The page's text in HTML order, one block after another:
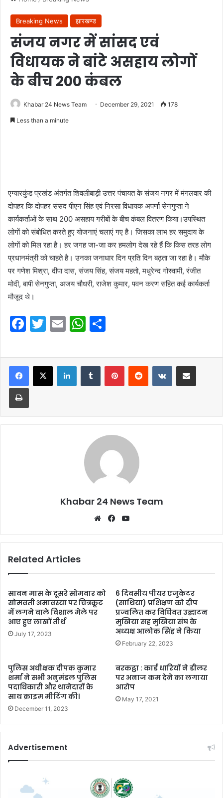
Breaking News झारखण्ड
संजय नगर में सांसद एवं
विधायक ने बांटे असहाय लोगों
के बीच 200 कंबल
Khabar 24 News Team December 29, 2021 178
Less than a minute
एग्यारकुंड प्रखंड अंतर्गत शिवलीबाड़ी उत्तर पंचायत के संजय नगर में मंगलवार की
दोपहर कि दोपहर संसद पीएन सिंह एवं निरसा विधायक अपर्णा सेनगुप्ता ने
कार्यकर्ताओं के साथ 200 असहाय गरीबों के बीच कंबल वितरण किया।उपस्थित
लोगों को संबोधित करते हुए योजनाएं चलाएं गए है। जिसका लाभ हर समुदाय के
लोगों को मिल रहा है। हर जगह जा-जा कर हमलोग देख रहे हैं कि किस तरह लोग
प्रधानमंत्री को चाहते है। उनका जनाधार दिन प्रति दिन बढ़ता जा रहा है। मौके
पर गणेश मिश्रा, दीपा दास, संजय सिंह, संजय महतो, मधुरेन्द गोस्वामी, रंजीत
मोदी, बापी सेनगुप्ता, अजय चौधरी, राजेश कुमार, पवन करण सहित कई कार्यकर्ता
मौजूद थे।
F
c
e
b
o
o
T
itt
er
E
ai
l
W
at
s
A
p
ar
e
LinkedInTumblr PinterestReddit VKontakteShare via Email
Print
Khabar 24 News Team
WebsiteFacebook
Related Articles
सावन मास के दूसरे सोमवार को
सोमवती अमावस्या पर चित्रकूट
में लगने वाले विशाल मेले पर
आए हुए लाखों तीर्थ
July 17, 2023
6 दिवसीय पीयर एजुकेटर
(साथिया) प्रशिक्षण को दीप
प्रज्वलित कर विधिवत उद्घाटन
मुखिया सह मुखिया संघ के
अध्यक्ष आलोक सिंह ने किया
February 22, 2023
पुलिस अधीक्षक दीपक कुमार
शर्मा ने सभी अनुमंडल पुलिस
पदाधिकारी और थानेदारों के
साथ क्राइम मीटिंग की।
December 11, 2023
बरकट्ठा : कार्ड धारियों ने डीलर
पर अनाज कम देने का लगाया
आरोप
May 17, 2021
Advertisement